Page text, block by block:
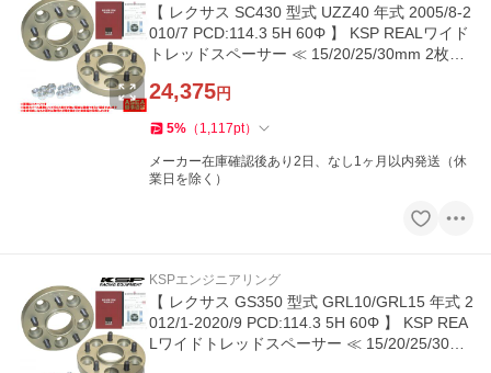
【 レクサス SC430 型式 UZZ40 年式 2005/8-2
010/7 PCD:114.3 5H 60Φ 】 KSP REALワイド
トレッドスペーサー ≪ 15/20/25/30mm 2枚組
24,375円
5% （ 1,117pt）
メーカー在庫確認後あり2日、なし1ヶ月以内発送（休
業日を除く）
KSPエンジニアリング
【 レクサス GS350 型式 GRL10/GRL15 年式 2
012/1-2020/9 PCD:114.3 5H 60Φ 】 KSP REA
Lワイドトレッドスペーサー ≪ 15/20/25/30m